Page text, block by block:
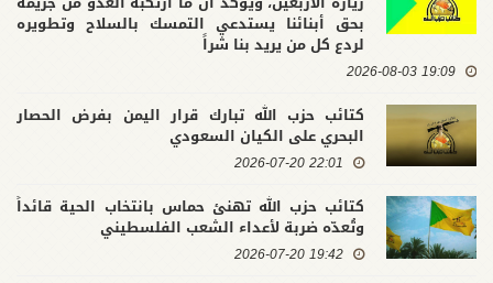
بحق أبنائنا يستدعي التمسك بالسلاح وتطويره
لردع كل من يريد بنا شراً
19:09 2026-08-03
كتائب حزب الله تبارك قرار اليمن بفرض الحصار
البحري على الكيان السعودي
22:01 2026-07-20
كتائب حزب الله تهنئ حماس بانتخاب الحية قائداً
وتُعدّه ضربة لأعداء الشعب الفلسطيني
19:42 2026-07-20